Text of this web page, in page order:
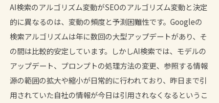
AI検索のアルゴリズム変動がSEOのアルゴリズム変動と決定
的に異なるのは、変動の頻度と予測困難性です。Googleの
検索アルゴリズムは年に数回の大型アップデートがあり、そ
の間は比較的安定しています。しかしAI検索では、モデルの
アップデート、プロンプトの処理方法の変更、参照する情報
源の範囲の拡大や縮小が日常的に行われており、昨日まで引
用されていた自社の情報が今日は引用されなくなるというこ